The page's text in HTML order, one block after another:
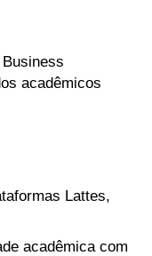
acadêmicos
Lattes,
acadêmica com